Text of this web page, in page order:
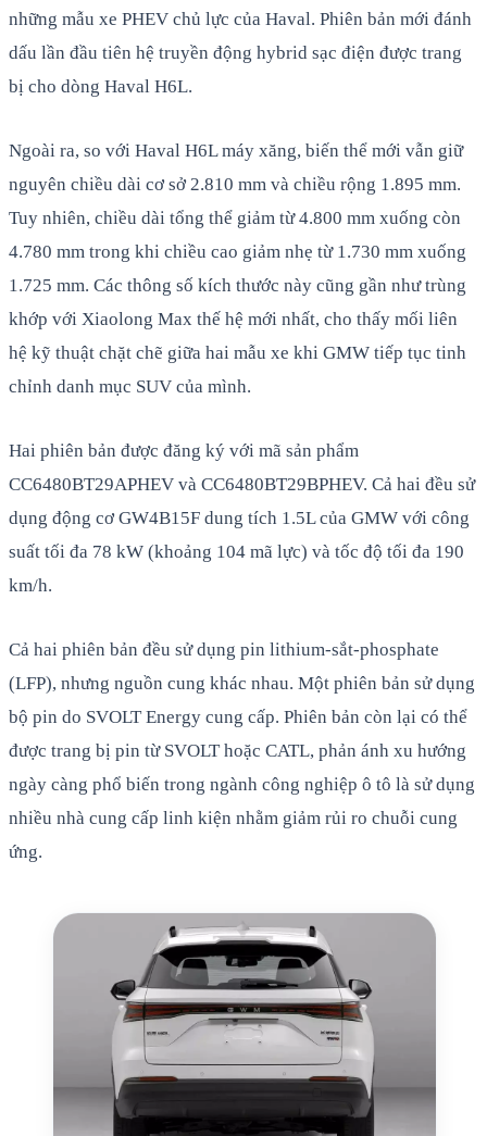
những mẫu xe PHEV chủ lực của Haval. Phiên bản mới đánh
dấu lần đầu tiên hệ truyền động hybrid sạc điện được trang
bị cho dòng Haval H6L.
Ngoài ra, so với Haval H6L máy xăng, biến thể mới vẫn giữ
nguyên chiều dài cơ sở 2.810 mm và chiều rộng 1.895 mm.
Tuy nhiên, chiều dài tổng thể giảm từ 4.800 mm xuống còn
4.780 mm trong khi chiều cao giảm nhẹ từ 1.730 mm xuống
1.725 mm. Các thông số kích thước này cũng gần như trùng
khớp với Xiaolong Max thế hệ mới nhất, cho thấy mối liên
hệ kỹ thuật chặt chẽ giữa hai mẫu xe khi GMW tiếp tục tinh
chỉnh danh mục SUV của mình.
Hai phiên bản được đăng ký với mã sản phẩm
CC6480BT29APHEV và CC6480BT29BPHEV. Cả hai đều sử
dụng động cơ GW4B15F dung tích 1.5L của GMW với công
suất tối đa 78 kW (khoảng 104 mã lực) và tốc độ tối đa 190
km/h.
Cả hai phiên bản đều sử dụng pin lithium-sắt-phosphate
(LFP), nhưng nguồn cung khác nhau. Một phiên bản sử dụng
bộ pin do SVOLT Energy cung cấp. Phiên bản còn lại có thể
được trang bị pin từ SVOLT hoặc CATL, phản ánh xu hướng
ngày càng phổ biến trong ngành công nghiệp ô tô là sử dụng
nhiều nhà cung cấp linh kiện nhằm giảm rủi ro chuỗi cung
ứng.